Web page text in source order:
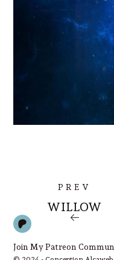
PREV
WILLOW
Join My Patreon